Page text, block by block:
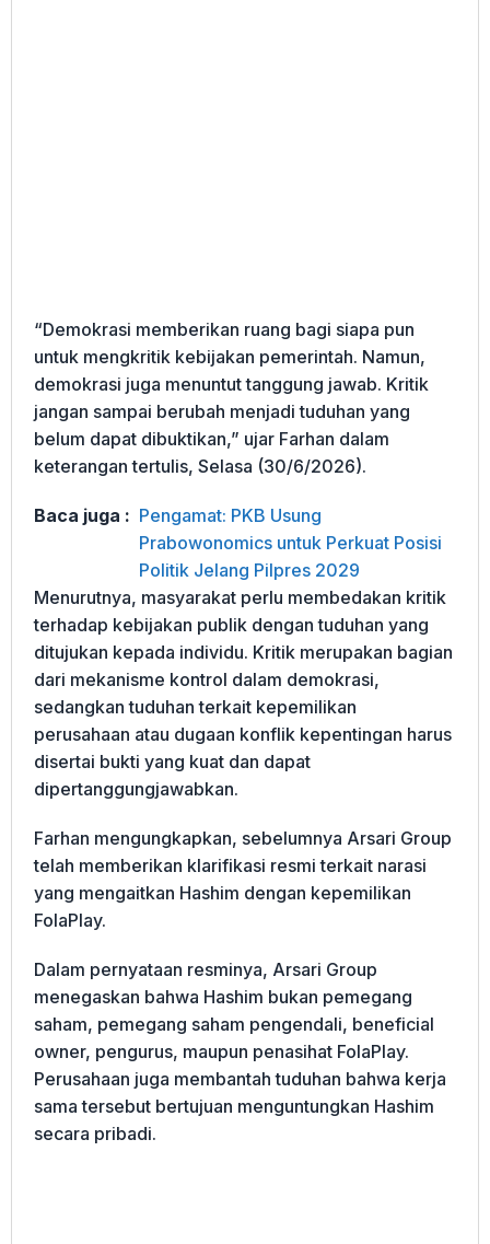
“Demokrasi memberikan ruang bagi siapa pun
untuk mengkritik kebijakan pemerintah. Namun,
demokrasi juga menuntut tanggung jawab. Kritik
jangan sampai berubah menjadi tuduhan yang
belum dapat dibuktikan,” ujar Farhan dalam
keterangan tertulis, Selasa (30/6/2026).
Baca juga : Pengamat: PKB Usung
Prabowonomics untuk Perkuat Posisi
Politik Jelang Pilpres 2029
Menurutnya, masyarakat perlu membedakan kritik
terhadap kebijakan publik dengan tuduhan yang
ditujukan kepada individu. Kritik merupakan bagian
dari mekanisme kontrol dalam demokrasi,
sedangkan tuduhan terkait kepemilikan
perusahaan atau dugaan konflik kepentingan harus
disertai bukti yang kuat dan dapat
dipertanggungjawabkan.
Farhan mengungkapkan, sebelumnya Arsari Group
telah memberikan klarifikasi resmi terkait narasi
yang mengaitkan Hashim dengan kepemilikan
FolaPlay.
Dalam pernyataan resminya, Arsari Group
menegaskan bahwa Hashim bukan pemegang
saham, pemegang saham pengendali, beneficial
owner, pengurus, maupun penasihat FolaPlay.
Perusahaan juga membantah tuduhan bahwa kerja
sama tersebut bertujuan menguntungkan Hashim
secara pribadi.